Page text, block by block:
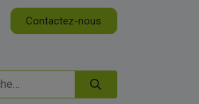
Contactez-nous